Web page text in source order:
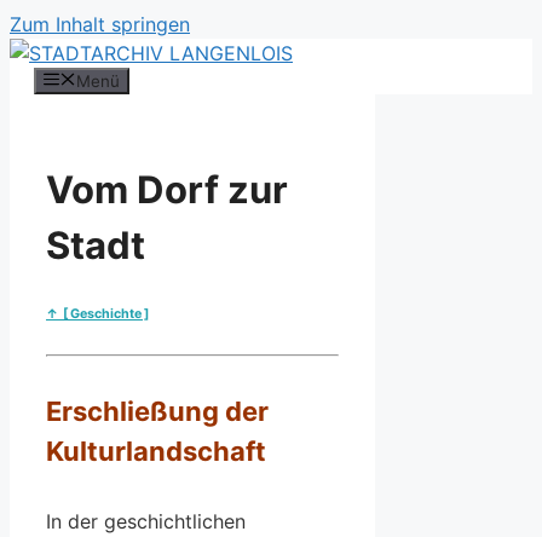
Zum Inhalt springen
Menü
Vom Dorf zur
Stadt
↑ [ Geschichte ]
Erschließung der
Kulturlandschaft
In der geschichtlichen